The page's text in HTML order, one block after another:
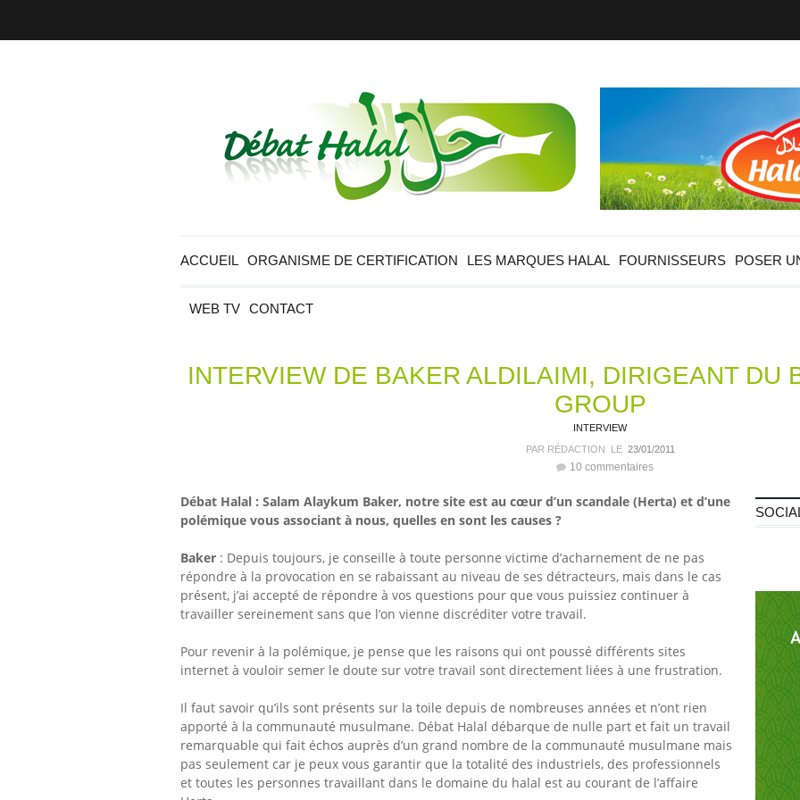
ACCUEIL ORGANISME DE CERTIFICATION LES MARQUES HALAL FOURNISSEURS POSER
WEB TV CONTACT
INTERVIEW DE BAKER ALDILAIMI, DIRIGEANT DU
GROUP
INTERVIEW
PAR RÉDACTION LE 23/01/2011
10 commentaires
Débat Halal : Salam Alaykum Baker, notre site est au cœur d’un scandale (Herta) et d’une
polémique vous associant à nous, quelles en sont les causes ?
Baker : Depuis toujours, je conseille à toute personne victime d’acharnement de ne pas
répondre à la provocation en se rabaissant au niveau de ses détracteurs, mais dans le cas
présent, j’ai accepté de répondre à vos questions pour que vous puissiez continuer à
travailler sereinement sans que l’on vienne discréditer votre travail.
Pour revenir à la polémique, je pense que les raisons qui ont poussé différents sites
internet à vouloir semer le doute sur votre travail sont directement liées à une frustration.
Il faut savoir qu’ils sont présents sur la toile depuis de nombreuses années et n’ont rien
apporté à la communauté musulmane. Débat Halal débarque de nulle part et fait un travail
remarquable qui fait échos auprès d’un grand nombre de la communauté musulmane mais
pas seulement car je peux vous garantir que la totalité des industriels, des professionnels
et toutes les personnes travaillant dans le domaine du halal est au courant de l’affaire